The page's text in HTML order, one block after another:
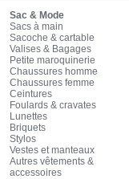
Sac & Mode
Sacs à main
Sacoche & cartable
Valises & Bagages
Petite maroquinerie
Chaussures homme
Chaussures femme
Ceintures
Foulards & cravates
Lunettes
Briquets
Stylos
Vestes et manteaux
Autres vêtements &
accessoires